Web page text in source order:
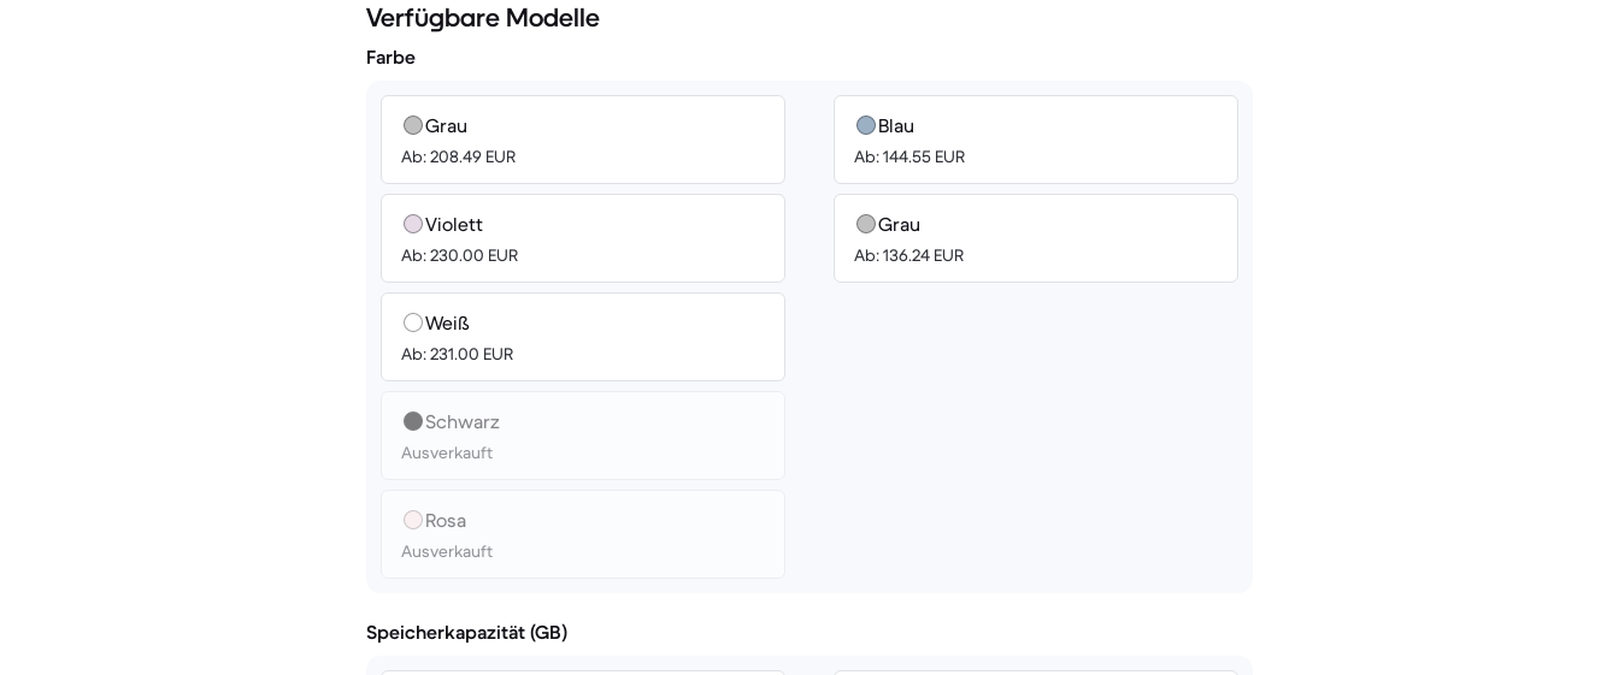
Verfügbare Modelle
Farbe
Grau
Ab: 208.49 EUR
Violett
Ab: 230.00 EUR
Weiß
Ab: 231.00 EUR
Schwarz
Ausverkauft
Rosa
Ausverkauft
Blau
Ab: 144.55 EUR
Grau
Ab: 136.24 EUR
Speicherkapazität (GB)